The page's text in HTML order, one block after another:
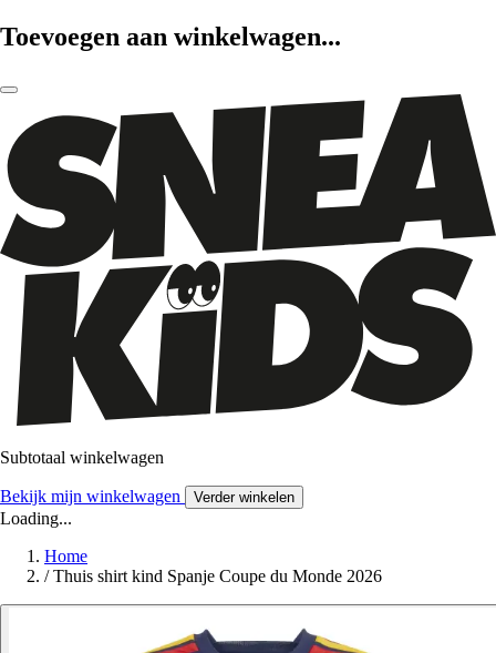
Toevoegen aan winkelwagen...
Subtotaal winkelwagen
Bekijk mijn winkelwagen Verder winkelen
Loading...
Home
/ Thuis shirt kind Spanje Coupe du Monde 2026